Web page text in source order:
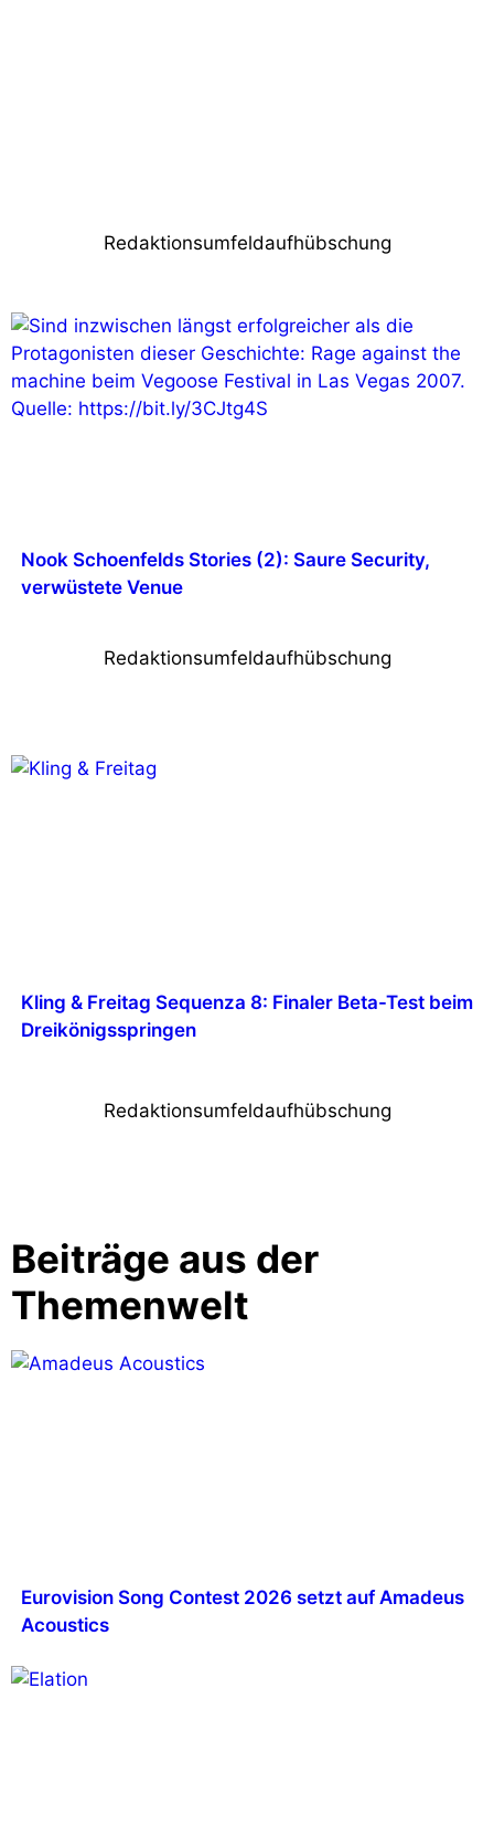
Redaktionsumfeldaufhübschung
Nook Schoenfelds Stories (2): Saure Security,
verwüstete Venue
Redaktionsumfeldaufhübschung
Kling & Freitag Sequenza 8: Finaler Beta-Test beim
Dreikönigsspringen
Redaktionsumfeldaufhübschung
Beiträge aus der
Themenwelt
Eurovision Song Contest 2026 setzt auf Amadeus
Acoustics